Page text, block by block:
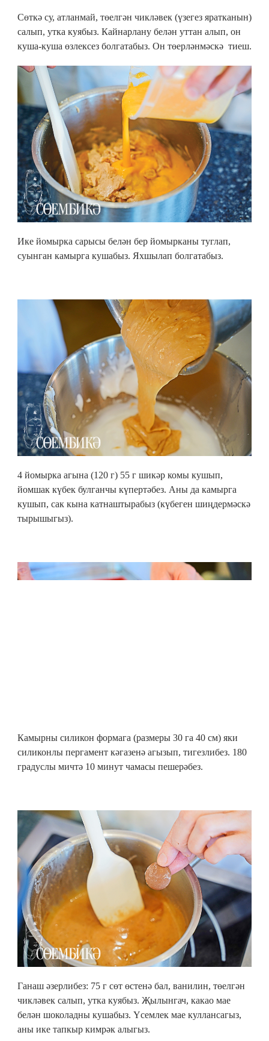
Сөткә су, атланмай, төелгән чикләвек (үзегез яратканын)
салып, утка куябыз. Кайнарлану белән уттан алып, он
куша-куша өзлексез болгатабыз. Он төерләнмәскә тиеш.
Ике йомырка сарысы белән бер йомырканы туглап,
суынган камырга кушабыз. Яхшылап болгатабыз.
4 йомырка агына (120 г) 55 г шикәр комы кушып,
йомшак күбек булганчы күпертәбез. Аны да камырга
кушып, сак кына катнаштырабыз (күбеген шиңдермәскә
тырышыгыз).
Камырны силикон формага (размеры 30 га 40 см) яки
силиконлы пергамент кәгазенә агызып, тигезлибез. 180
градуслы мичтә 10 минут чамасы пешерәбез.
Ганаш әзерлибез: 75 г сөт өстенә бал, ванилин, төелгән
чикләвек салып, утка куябыз. Җылынгач, какао мае
белән шоколадны кушабыз. Үсемлек мае куллансагыз,
аны ике тапкыр кимрәк алыгыз.